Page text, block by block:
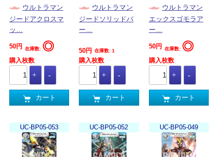
ウルトラマン
ジードアクロスマ
ッ…
50円 在庫数: ◎
購入枚数
カート
ウルトラマン
ジードソリッドバ
ー…
50円 在庫数: 1
購入枚数
カート
ウルトラマン
エックスゴモラア
ー…
50円 在庫数: ◎
購入枚数
カート
UC-BP05-053 UC-BP05-052 UC-BP05-049